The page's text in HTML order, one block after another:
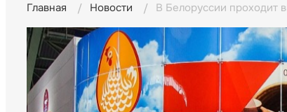
Главная Новости В Белоруссии проходит